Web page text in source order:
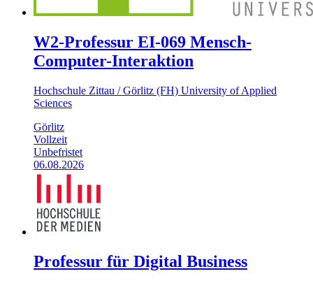
W2-Professur EI-069 Mensch-
Computer-Interaktion
Hochschule Zittau / Görlitz (FH) University of Applied
Sciences
Görlitz
Vollzeit
Unbefristet
06.08.2026
Professur für Digital Business